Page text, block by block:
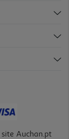
Auchan.pt